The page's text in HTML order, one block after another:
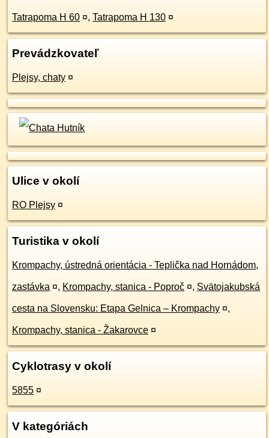
Tatrapoma H 60 ¤, Tatrapoma H 130 ¤
Prevádzkovateľ
Plejsy, chaty ¤
Ulice v okolí
RO Plejsy ¤
Turistika v okolí
Krompachy, ústredná orientácia - Teplička nad Hornádom,
zastávka ¤, Krompachy, stanica - Poproč ¤, Svätojakubská
cesta na Slovensku: Etapa Gelnica – Krompachy ¤,
Krompachy, stanica - Žakarovce ¤
Cyklotrasy v okolí
5855 ¤
V kategóriách